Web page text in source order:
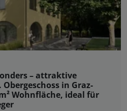
– attraktive
in Graz-
Wohnfläche, ideal für